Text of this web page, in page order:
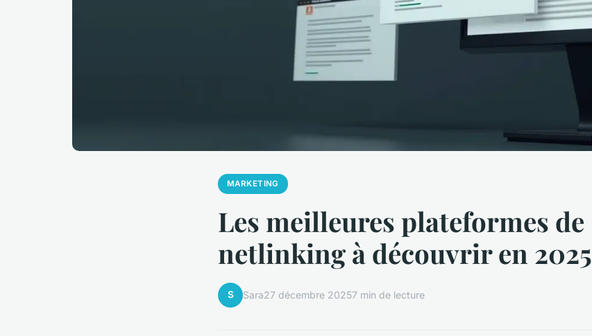
MARKETING
Les meilleures plateformes de
netlinking à découvrir en 2025
S Sara27 décembre 20257 min de lecture